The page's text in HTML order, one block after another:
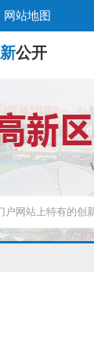
网站地图
新公开